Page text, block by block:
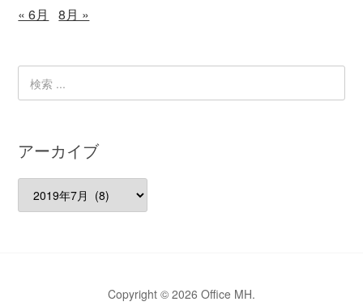
« 6月 8月 »
アーカイブ
ー
Copyright © 2026 Office MH.